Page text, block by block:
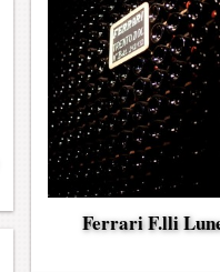
Ferrari F.lli